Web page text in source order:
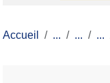
Accueil